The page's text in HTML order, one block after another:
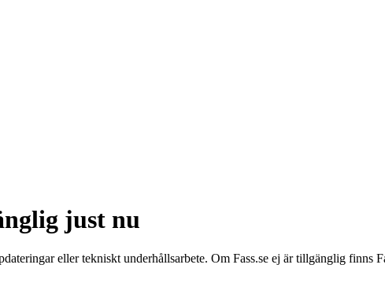
just nu
eller tekniskt underhållsarbete. Om Fass.se ej är tillgänglig finns